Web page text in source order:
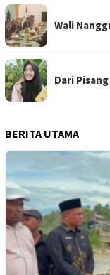
Wali
Dari
BERITA UTAMA